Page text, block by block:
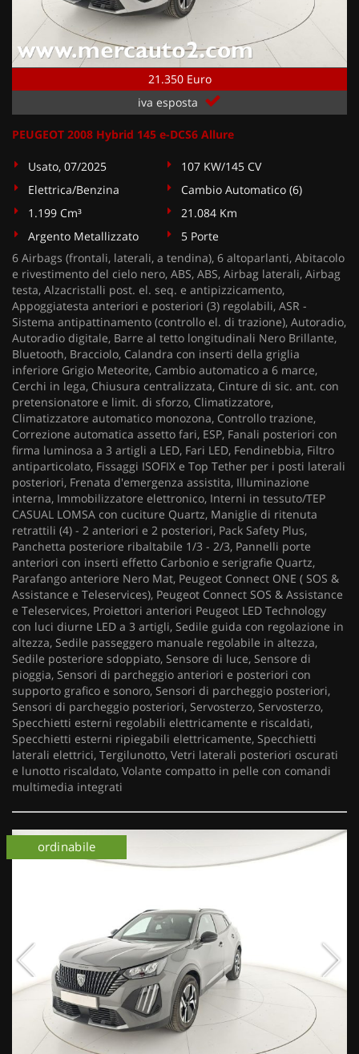
21.350 Euro
iva esposta
PEUGEOT 2008 Hybrid 145 e-DCS6 Allure
Usato, 07/2025
107 KW/145 CV
Elettrica/Benzina
Cambio Automatico (6)
1.199 Cm³
21.084 Km
Argento Metallizzato
5 Porte
6 Airbags (frontali, laterali, a tendina), 6 altoparlanti, Abitacolo
e rivestimento del cielo nero, ABS, ABS, Airbag laterali, Airbag
testa, Alzacristalli post. el. seq. e antipizzicamento,
Appoggiatesta anteriori e posteriori (3) regolabili, ASR -
Sistema antipattinamento (controllo el. di trazione), Autoradio,
Autoradio digitale, Barre al tetto longitudinali Nero Brillante,
Bluetooth, Bracciolo, Calandra con inserti della griglia
inferiore Grigio Meteorite, Cambio automatico a 6 marce,
Cerchi in lega, Chiusura centralizzata, Cinture di sic. ant. con
pretensionatore e limit. di sforzo, Climatizzatore,
Climatizzatore automatico monozona, Controllo trazione,
Correzione automatica assetto fari, ESP, Fanali posteriori con
firma luminosa a 3 artigli a LED, Fari LED, Fendinebbia, Filtro
antiparticolato, Fissaggi ISOFIX e Top Tether per i posti laterali
posteriori, Frenata d'emergenza assistita, Illuminazione
interna, Immobilizzatore elettronico, Interni in tessuto/TEP
CASUAL LOMSA con cuciture Quartz, Maniglie di ritenuta
retrattili (4) - 2 anteriori e 2 posteriori, Pack Safety Plus,
Panchetta posteriore ribaltabile 1/3 - 2/3, Pannelli porte
anteriori con inserti effetto Carbonio e serigrafie Quartz,
Parafango anteriore Nero Mat, Peugeot Connect ONE ( SOS &
Assistance e Teleservices), Peugeot Connect SOS & Assistance
e Teleservices, Proiettori anteriori Peugeot LED Technology
con luci diurne LED a 3 artigli, Sedile guida con regolazione in
altezza, Sedile passeggero manuale regolabile in altezza,
Sedile posteriore sdoppiato, Sensore di luce, Sensore di
pioggia, Sensori di parcheggio anteriori e posteriori con
supporto grafico e sonoro, Sensori di parcheggio posteriori,
Sensori di parcheggio posteriori, Servosterzo, Servosterzo,
Specchietti esterni regolabili elettricamente e riscaldati,
Specchietti esterni ripiegabili elettricamente, Specchietti
laterali elettrici, Tergilunotto, Vetri laterali posteriori oscurati
e lunotto riscaldato, Volante compatto in pelle con comandi
multimedia integrati
ordinabile